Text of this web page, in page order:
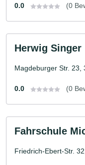
0.0 (0
Herwig Singer
Magdeburger Str. 23,
0.0 (0
Fahrschule
Friedrich-Ebert-Str.